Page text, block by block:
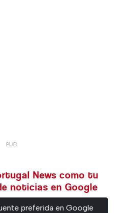
News como tu
noticias en Google
preferida en Google